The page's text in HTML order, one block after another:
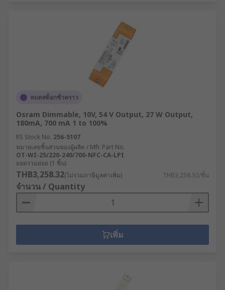
หมดสต็อกชั่วคราว
Osram Dimmable, 10V, 54 V Output, 27 W Output,
180mA, 700 mA 1 to 100%
RS Stock No. 256-5107
หมายเลขชิ้นส่วนของผู้ผลิต / Mfr. Part No.
OT-WI-25/220-240/700-NFC-CA-LPI
ยอดรวมย่อย (1 ชิ้น)
THB3,258.32(ไม่รวมภาษีมูลค่าเพิ่ม) THB3,258.32/ชิ้น
จำนวน / Quantity
เพิ่ม